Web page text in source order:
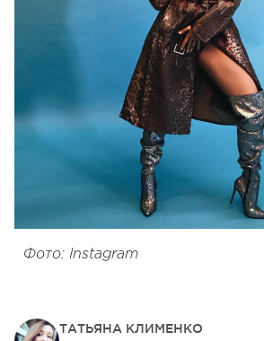
Фото: Instagram
ТАТЬЯНА КЛИМЕНКО